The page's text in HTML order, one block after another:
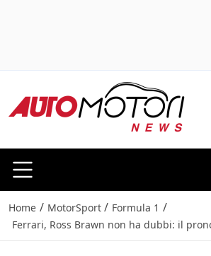
Home / MotorSport / Formula 1 /
Ferrari, Ross Brawn non ha dubbi: il